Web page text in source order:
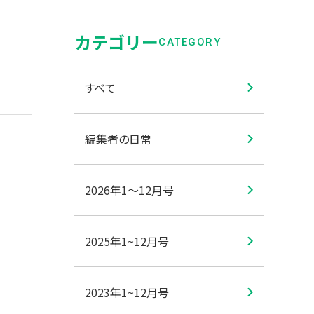
カテゴリーCATEGORY
すべて
編集者の日常
2026年1〜12月号
2025年1~12月号
2023年1~12月号